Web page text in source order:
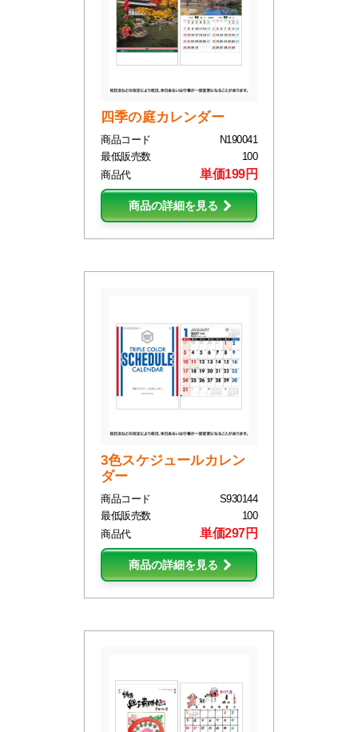
四季の庭カレンダー
商品コード
N190041
最低販売数
100
商品代
単価199円
商品の詳細を見る
3色スケジュールカレン
ダー
商品コード
S930144
最低販売数
100
商品代
単価297円
商品の詳細を見る